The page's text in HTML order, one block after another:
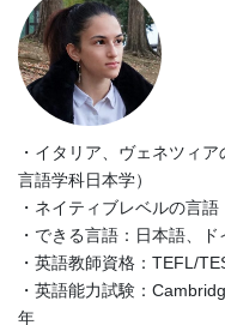
・イタリア、ヴェネツィ
言語学科日本学）
・ネイティブレベルの言
・できる言語：日本語、
・英語教師資格：TEFL/
・英語能力試験：
年